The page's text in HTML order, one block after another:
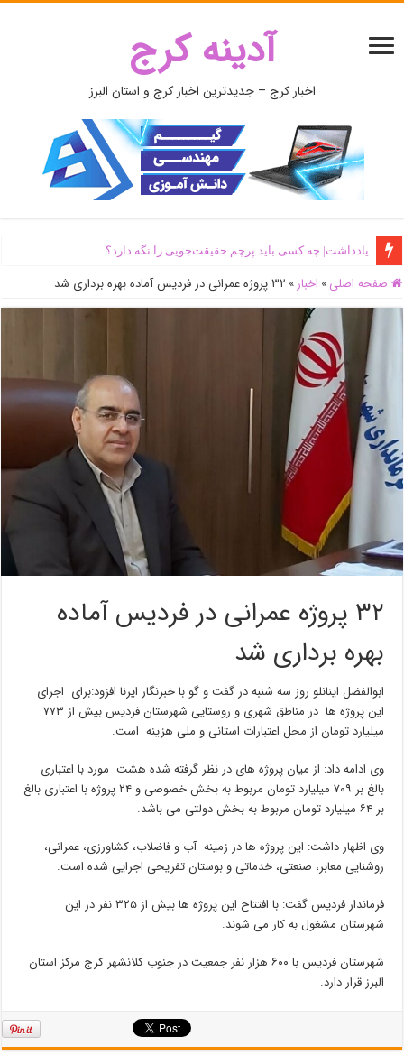
آدینه کرج
اخبار کرج – جدیدترین اخبار کرج و استان البرز
یادداشت| ‌چه کسی باید پرچم حقیقت‌جویی را نگه دارد؟
صفحه اصلی » اخبار » ۳۲ پروژه عمرانی در فردیس آماده بهره برداری شد
۳۲ پروژه عمرانی در فردیس آماده
بهره برداری شد
ابوالفضل اینانلو روز سه شنبه در گفت و گو با خبرنگار ایرنا افزود:برای اجرای
این پروژه ها در مناطق شهری و روستایی شهرستان فردیس بیش از ۷۷۳
میلیارد تومان از محل اعتبارات استانی و ملی هزینه است.
وی ادامه داد: از میان پروژه های در نظر گرفته شده هشت مورد با اعتباری
بالغ بر ۷۰۹ میلیارد تومان مربوط به بخش خصوصی و ۲۴ پروژه با اعتباری بالغ
بر ۶۴ میلیارد تومان مربوط به بخش دولتی می باشد.
وی اظهار داشت: این پروژه ها در زمینه آب و فاضلاب، کشاورزی، عمرانی،
روشنایی معابر، صنعتی، خدماتی و بوستان تفریحی اجرایی شده است.
فرماندار فردیس گفت: با افتتاح این پروژه ها بیش از ۳۲۵ نفر در این
شهرستان مشغول به کار می شوند.
شهرستان فردیس با ۶۰۰ هزار نفر جمعیت در جنوب کلانشهر کرج مرکز استان
البرز قرار دارد.